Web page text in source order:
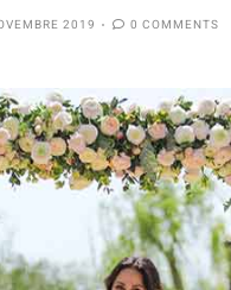
2019 0 COMMENTS